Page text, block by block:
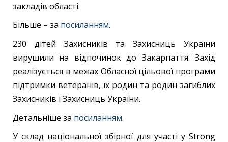
закладів області.
Більше – за посиланням.
230 дітей Захисників та Захисниць України
вирушили на відпочинок до Закарпаття. Захід
реалізується в межах Обласної цільової програми
підтримки ветеранів, їх родин та родин загиблих
Захисників і Захисниць України.
Детальніше за посиланням.
У склад національної збірної для участі у Strong